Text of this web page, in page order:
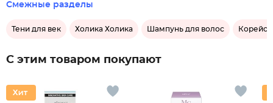
Смежные разделы
Тени для век Холика Холика Шампунь для волос
С этим товаром покупают